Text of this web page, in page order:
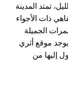
تمتد المدينة
ذات الأجواء
الجميلة
يوجد موقع أثري
إليها من